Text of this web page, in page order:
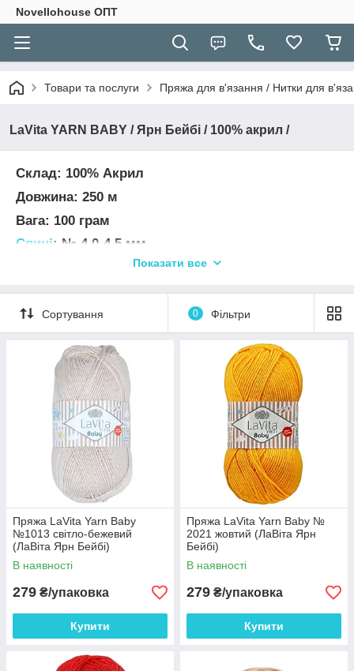
Novellohouse ОПТ
Товари та послуги Пряжа для в'язання / Нитки для
LaVita YARN BABY / Ярн Бейбі / 100% акрил /
Склад: 100% Акрил
Довжина: 250 м
Вага: 100 грам
Спиці: № 4.0-4.5 мм
: № 3.0-4.5 мм
Щільність в'язання спицями :20 петель, 25
рядів на розмір 10х10см
відрізнятися від фактичного кольору і відтінку
пряжі з-за індивідуальних налаштувань вашого
монітора і в залежності від партії.
Пряжа Lavita Yarn Baby виготовлена з 100%
акрилової пряжі Premium Anti Pill. Виріб з
осінньо-зимової колекції. Підходить для
светрів, пуловерів, жилетів, беретів, шарфів і
багатьох інших трикотажних виробів. Завдяки
високій технології виробництва пряжі LaVita
Yarn Baby - м'яка, текстура і однорідність пряжі
максимальні. Можна сміливо вибирати для
в'язання всі види моделей.
Показати все
Сортування 0 Фільтри
Пряжа LaVita Yarn Baby
№1013 світло-бежевий
(ЛаВіта Ярн Бейбі)
В наявності
279 ₴/упаковка
Купити
Пряжа LaVita Yarn Baby №
2021 жовтий (ЛаВіта Ярн
Бейбі)
В наявності
279 ₴/упаковка
Купити